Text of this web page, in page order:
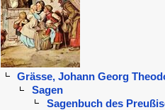
Grässe, Johann Georg
Sagen
Sagenbuch des